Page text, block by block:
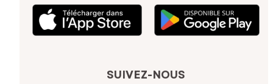
SUIVEZ-NOUS